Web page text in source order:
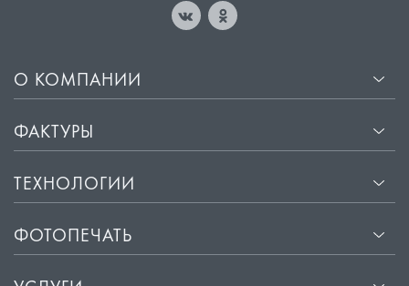
О КОМПАНИИ
ФАКТУРЫ
ТЕХНОЛОГИИ
ФОТОПЕЧАТЬ